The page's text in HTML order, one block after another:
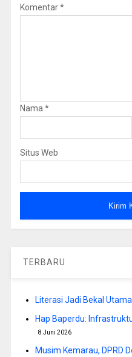
Komentar*
Nama *
Situs Web
TERBARU
Literasi Jadi Bekal
Hap Baperdu:
8 Juni 2026
Musim Kemarau, DPRD